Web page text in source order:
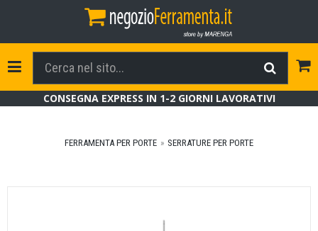
Toggle Navigation
CONSEGNA EXPRESS IN 1-2 GIORNI LAVORATIVI
FERRAMENTA PER PORTE SERRATURE PER PORTE